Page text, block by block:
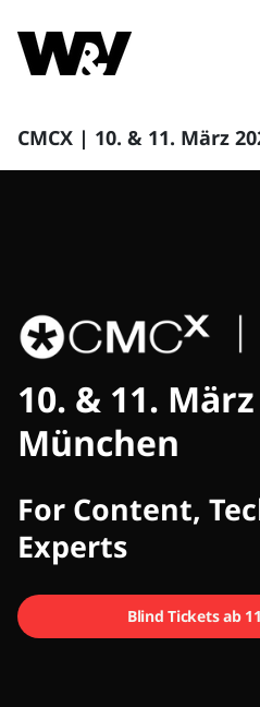
CMCX | 10. & 11. März
CMCX
10. & 11.
München
For Content,
Experts
Blind Tickets ab